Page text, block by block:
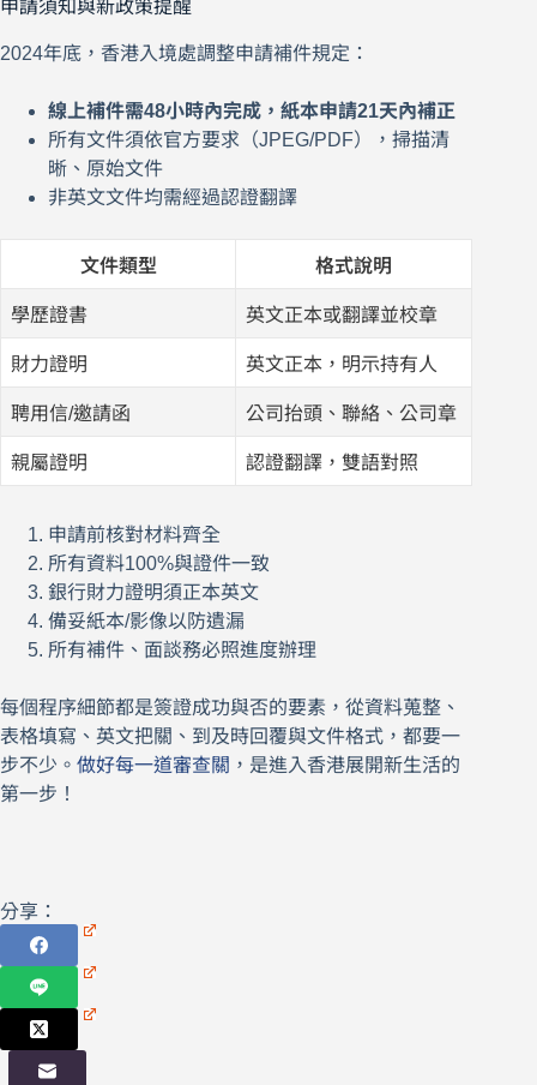
申請須知與新政策提醒
2024年底，香港入境處調整申請補件規定：
線上補件需48小時內完成，紙本申請21天內補正
所有文件須依官方要求（JPEG/PDF），掃描清
晰、原始文件
非英文文件均需經過認證翻譯
文件類型 格式說明
學歷證書 英文正本或翻譯並校章
財力證明 英文正本，明示持有人
聘用信/邀請函 公司抬頭、聯絡、公司章
親屬證明 認證翻譯，雙語對照
申請前核對材料齊全
所有資料100%與證件一致
銀行財力證明須正本英文
備妥紙本/影像以防遺漏
所有補件、面談務必照進度辦理
每個程序細節都是簽證成功與否的要素，從資料蒐整、
表格填寫、英文把關、到及時回覆與文件格式，都要一
步不少。 做好每一道審查關 ，是進入香港展開新生活的
第一步！
分享：